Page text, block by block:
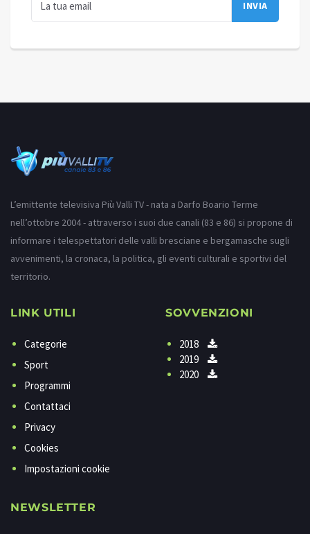
L’emittente televisiva Più Valli TV - nata a Darfo Boario Terme
nell’ottobre 2004 - attraverso i suoi due canali (83 e 86) si propone di
informare i telespettatori delle valli bresciane e bergamasche sugli
avvenimenti, la cronaca, la politica, gli eventi culturali e sportivi del
territorio.
LINK UTILI
Categorie
Sport
Programmi
Contattaci
Privacy
Cookies
Impostazioni cookie
SOVVENZIONI
2018
2019
2020
NEWSLETTER